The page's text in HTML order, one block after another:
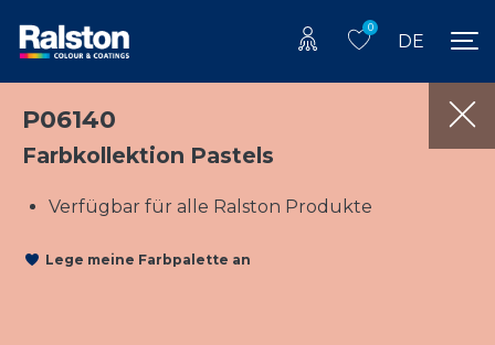
0
DE
P06140
Farbkollektion Pastels
Verfügbar für alle Ralston Produkte
Lege meine Farbpalette an